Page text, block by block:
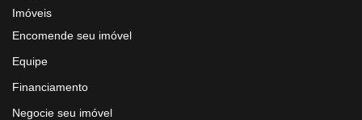
Imóveis
Encomende seu imóvel
Equipe
Financiamento
Negocie seu imóvel